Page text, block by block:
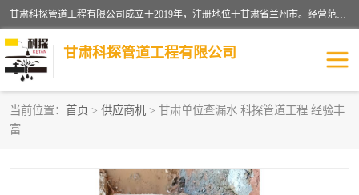
甘肃科探管道工程有限公司成立于2019年，注册地位于甘肃省兰州市。经营范围包括管道安装、清洗、疏通、维修、检测，防水工程，工程钻孔，化粪池清理，暖气安装，给排水管道安装维修，室内外管道如消防、供水、供热管道漏水检测定位，室内外防水堵漏等。
甘肃科探管道工程有限公司
当前位置： 首页 > 供应商机 > 甘肃单位查漏水 科探管道工程 经验丰
富
漏水检查维修 消防管道漏水